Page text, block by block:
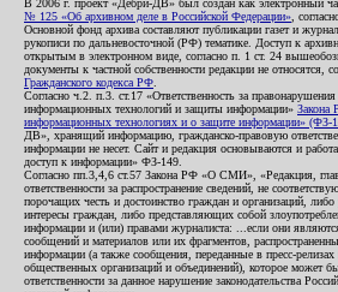
В 2006 г. проект «Дебри-ДВ» был создан как электронный
№ 125 «Об архивном деле в Российской Федерации» ,
Основной фонд архива составляют публикации газет и
рукописи по дальневосточной (РФ) тематике. Доступ к
открытым в электронном виде, согласно п. 1 ст. 24
документы к частной собственности редакции не относятся,
Гражданского кодекса РФ
Согласно ч.2. п.3. ст.17 «Ответственность за
информационных технологий и защиты информации» Закона
информационных технологиях и о защите информации» (ФЗ-
ДВ», хранящий информацию, гражданско-правовую
информации не несет. Сайт и редакция основываются и
доступ к информации» ФЗ-149.
Согласно пп.3,4,6 ст.57 Закона РФ «О СМИ», «Редакция,
ответственности за распространение сведений, не
порочащих честь и достоинство граждан и организаций,
интересы граждан, либо представляющих собой
информации и (или) правами журналиста: ...если они
сообщений и материалов или их фрагментов,
информации (а также сообщения, переданные в пресс-релизах
общественных организаций и объединений), которое может
ответственности за данное нарушение законодательства